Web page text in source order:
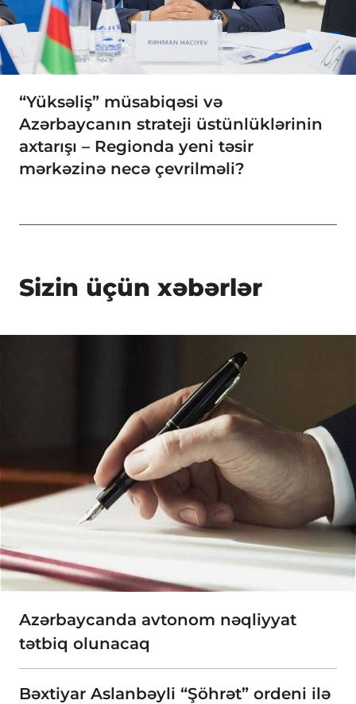
“Yüksəliş” müsabiqəsi və
Azərbaycanın strateji üstünlüklərinin
axtarışı – Regionda yeni təsir
mərkəzinə necə çevrilməli?
Sizin üçün xəbərlər
Azərbaycanda avtonom nəqliyyat
tətbiq olunacaq
Bəxtiyar Aslanbəyli “Şöhrət” ordeni ilə